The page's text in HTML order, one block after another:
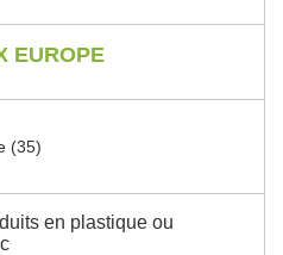
EUROPE
(35)
en plastique ou